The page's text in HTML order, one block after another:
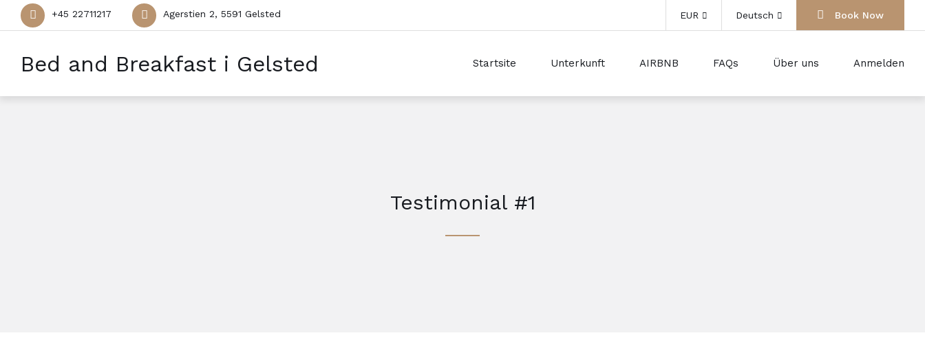
+45 22711217 Agerstien 2, 5591 Gelsted EUR Deutsch Book Now
Bed and Breakfast i Gelsted Startsite Unterkunft AIRBNB FAQs Über uns Anmelden
Testimonial #1